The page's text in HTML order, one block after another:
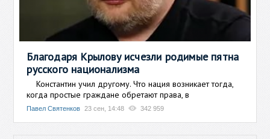
Благодаря Крылову исчезли родимые пятна
русского национализма
Константин учил другому. Что нация возникает тогда,
когда простые граждане обретают права, в
Павел Святенков 23 сен, 14:48 342 959